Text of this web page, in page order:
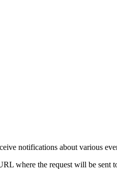
notifications about various
where the request will be sent